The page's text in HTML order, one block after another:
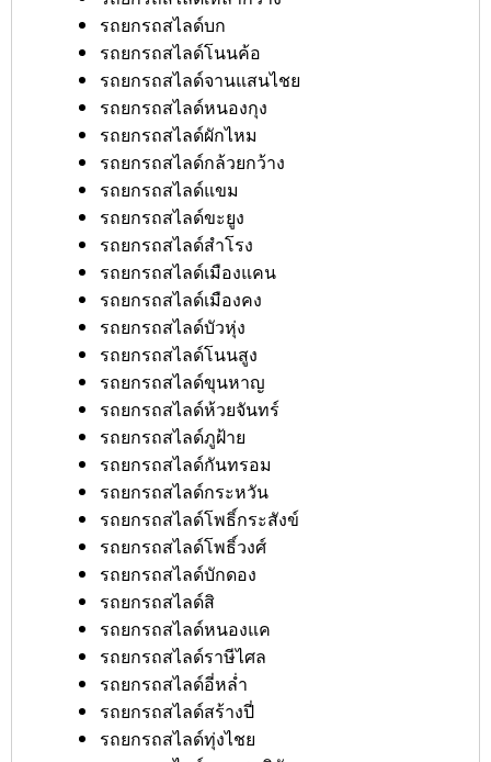
รถยกรถสไลด์บก
รถยกรถสไลด์โนนค้อ
รถยกรถสไลด์จานแสนไชย
รถยกรถสไลด์หนองกุง
รถยกรถสไลด์ผักไหม
รถยกรถสไลด์กล้วยกว้าง
รถยกรถสไลด์แขม
รถยกรถสไลด์ขะยูง
รถยกรถสไลด์สำโรง
รถยกรถสไลด์เมืองแคน
รถยกรถสไลด์เมืองคง
รถยกรถสไลด์บัวหุ่ง
รถยกรถสไลด์โนนสูง
รถยกรถสไลด์ขุนหาญ
รถยกรถสไลด์ห้วยจันทร์
รถยกรถสไลด์ภูฝ้าย
รถยกรถสไลด์กันทรอม
รถยกรถสไลด์กระหวัน
รถยกรถสไลด์โพธิ์กระสังข์
รถยกรถสไลด์โพธิ์วงศ์
รถยกรถสไลด์บักดอง
รถยกรถสไลด์สิ
รถยกรถสไลด์หนองแค
รถยกรถสไลด์ราษีไศล
รถยกรถสไลด์อี่หล่ำ
รถยกรถสไลด์สร้างปี่
รถยกรถสไลด์ทุ่งไชย